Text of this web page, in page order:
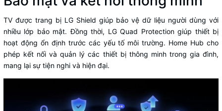
TV được trang bị LG Shield giúp bảo vệ dữ liệu người dùng với
nhiều lớp bảo mật. Đồng thời, LG Quad Protection giúp thiết bị
hoạt động ổn định trước các yếu tố môi trường. Home Hub cho
phép kết nối và quản lý các thiết bị thông minh trong gia đình,
mang lại sự tiện nghi và hiện đại.